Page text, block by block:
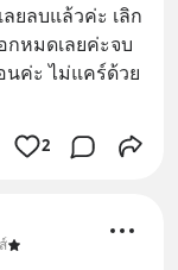
ยลบแล้วค่ะ เลิก
กหมดเลยค่ะจบ
ค่ะ ไม่แคร์ด้วย
2